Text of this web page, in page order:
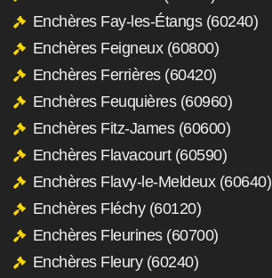
Enchères Fay-les-Étangs (60240)
Enchères Feigneux (60800)
Enchères Ferrières (60420)
Enchères Feuquières (60960)
Enchères Fitz-James (60600)
Enchères Flavacourt (60590)
Enchères Flavy-le-Meldeux (60640)
Enchères Fléchy (60120)
Enchères Fleurines (60700)
Enchères Fleury (60240)